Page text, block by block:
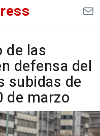
de las
defensa del
subidas de
de marzo